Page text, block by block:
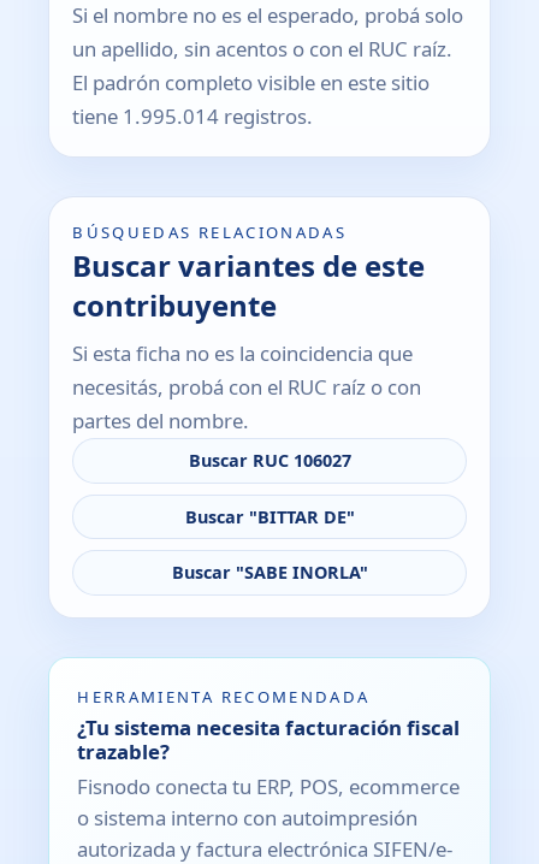
Si el nombre no es el esperado, probá solo
un apellido, sin acentos o con el RUC raíz.
El padrón completo visible en este sitio
tiene 1.995.014 registros.
BÚSQUEDAS RELACIONADAS
Buscar variantes de este
contribuyente
Si esta ficha no es la coincidencia que
necesitás, probá con el RUC raíz o con
partes del nombre.
Buscar RUC 106027
Buscar "BITTAR DE"
Buscar "SABE INORLA"
HERRAMIENTA RECOMENDADA
¿Tu sistema necesita facturación fiscal
trazable?
Fisnodo conecta tu ERP, POS, ecommerce
o sistema interno con autoimpresión
autorizada y factura electrónica SIFEN/e-